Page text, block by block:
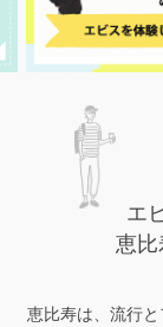
エ
恵比
恵比寿は、流行